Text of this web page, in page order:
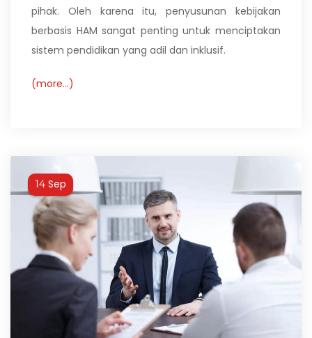
pihak. Oleh karena itu, penyusunan kebijakan
berbasis HAM sangat penting untuk menciptakan
sistem pendidikan yang adil dan inklusif.
(more…)
14 Sep